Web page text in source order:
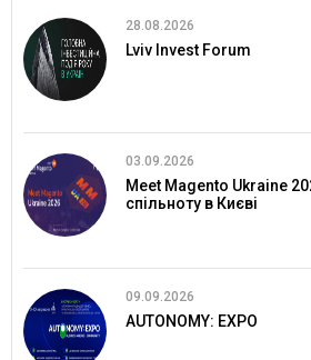
28.08.2026
Lviv Invest Forum
03.09.2026
Meet Magento Ukraine
спільноту в Києві
09.09.2026
AUTONOMY: EXPO